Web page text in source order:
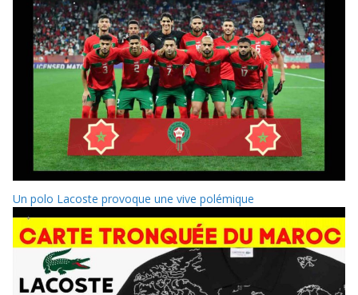
Un polo Lacoste provoque une vive polémique